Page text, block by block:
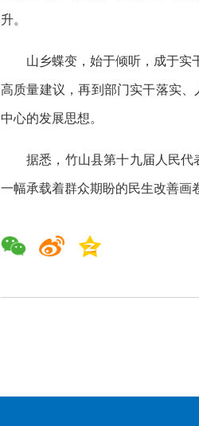
升。
山乡蝶变，始于倾听，成于实
高质量建议，再到部门实干落实
中心的发展思想。
据悉，竹山县第十九届人民
一幅承载着群众期盼的民生改善画